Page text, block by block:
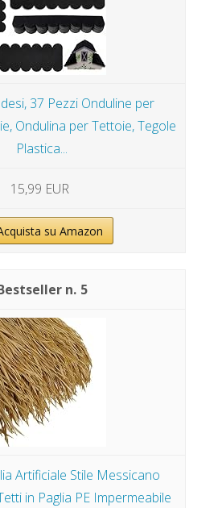
37 Pezzi Onduline per
Ondulina per Tettoie, Tegole
Plastica...
15,99 EUR
su Amazon
5
Artificiale Stile Messicano
in Paglia PE Impermeabile